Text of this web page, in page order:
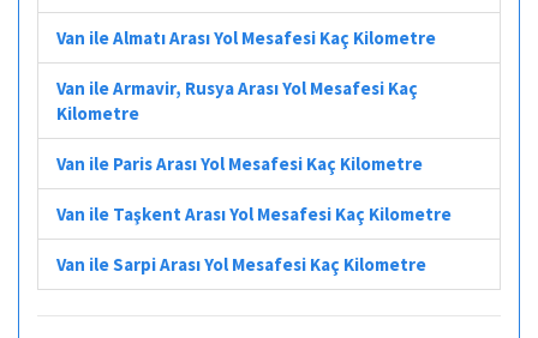
Van ile Almatı Arası Yol Mesafesi Kaç Kilometre
Van ile Armavir, Rusya Arası Yol Mesafesi Kaç
Kilometre
Van ile Paris Arası Yol Mesafesi Kaç Kilometre
Van ile Taşkent Arası Yol Mesafesi Kaç Kilometre
Van ile Sarpi Arası Yol Mesafesi Kaç Kilometre